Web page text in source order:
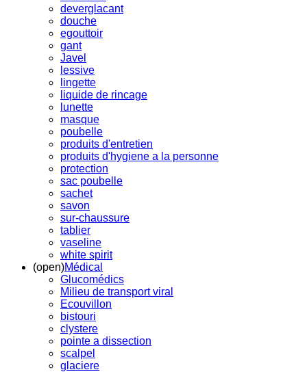
deverglacant
douche
egouttoir
gant
Javel
lessive
lingette
liquide de rincage
lunette
masque
poubelle
produits d'entretien
produits d'hygiene a la personne
protection
sac poubelle
sachet
savon
sur-chaussure
tablier
vaseline
white spirit
(open)Médical
Glucomédics
Milieu de transport viral
Ecouvillon
bistouri
clystere
pointe a dissection
scalpel
glaciere